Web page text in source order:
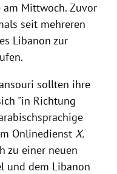
am Mittwoch. Zuvor
seit mehreren
Libanon zur
sollten ihre
"in Richtung
Onlinedienst X.
zu einer neuen
und dem Libanon